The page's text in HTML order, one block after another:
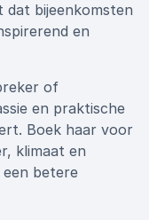
bijeenkomsten
en
of
en praktische
Boek haar voor
klimaat en
een betere